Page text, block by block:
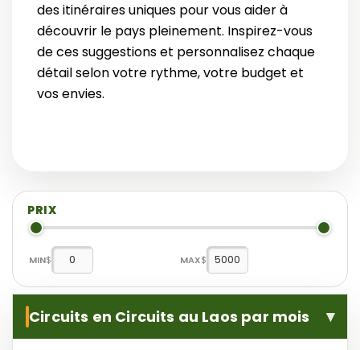
des itinéraires uniques pour vous aider à
découvrir le pays pleinement. Inspirez-vous
de ces suggestions et personnalisez chaque
détail selon votre rythme, votre budget et
vos envies.
PRIX
MIN$ MAX$
Circuits en Circuits au Laos par mois